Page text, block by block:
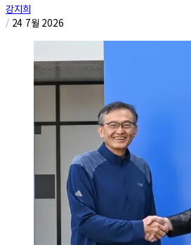
강지희
/ 24 7월 2026